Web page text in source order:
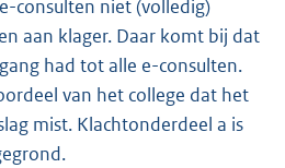
consulten niet (volledig)
aan klager. Daar komt bij dat
had tot alle e-consulten.
van het college dat het
mist. Klachtonderdeel a is